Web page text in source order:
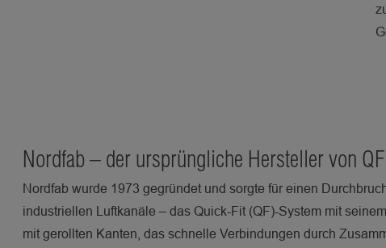
Nordfab – der ursprüngliche Hersteller von QF
Nordfab wurde 1973 gegründet und sorgte für einen
industriellen Luftkanäle – das Quick-Fit (QF)-System mit
mit gerollten Kanten, das schnelle Verbindungen durch